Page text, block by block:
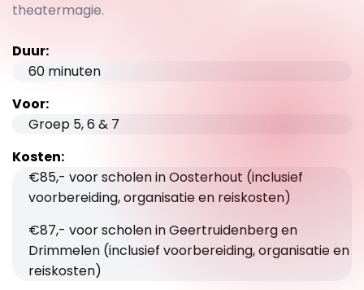
theatermagie.
Duur:
60 minuten
Voor:
Groep 5, 6 & 7
Kosten:
€85,- voor scholen in Oosterhout (inclusief
voorbereiding, organisatie en reiskosten)
€87,- voor scholen in Geertruidenberg en
Drimmelen (inclusief voorbereiding, organisatie en
reiskosten)